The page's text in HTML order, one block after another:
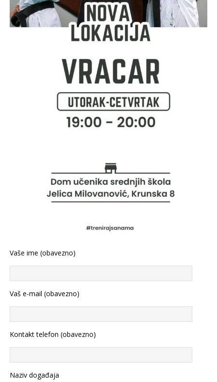
Vaše ime (obavezno)
Vaš e-mail (obavezno)
Kontakt telefon (obavezno)
Naziv događaja